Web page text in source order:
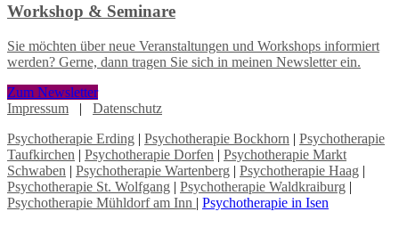
Workshop & Seminare
Sie möchten über neue Veranstaltungen und Workshops informiert
werden? Gerne, dann tragen Sie sich in meinen Newsletter ein.
Zum Newsletter
Impressum | Datenschutz
Psychotherapie Erding | Psychotherapie Bockhorn | Psychotherapie
Taufkirchen | Psychotherapie Dorfen | Psychotherapie Markt
Schwaben | Psychotherapie Wartenberg | Psychotherapie Haag |
Psychotherapie St. Wolfgang | Psychotherapie Waldkraiburg |
Psychotherapie Mühldorf am Inn | Psychotherapie in Isen